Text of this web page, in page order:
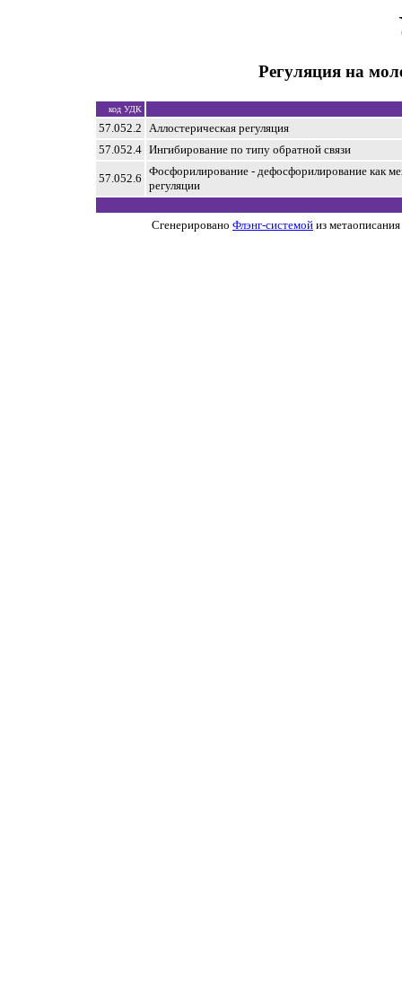
Регуляция на
код УДК
57.052.2 Аллостерическая регуляция
57.052.4 Ингибирование по типу обратной связи
57.052.6
Фосфорилирование - дефосфорилирование как
регуляции
Сгенерировано Флэнг-системой из